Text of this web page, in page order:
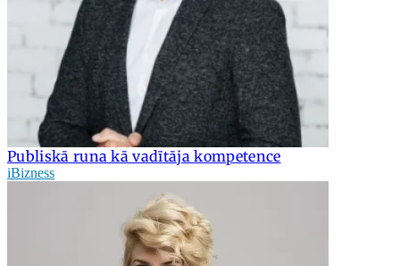
Publiskā runa kā vadītāja kompetence
iBizness